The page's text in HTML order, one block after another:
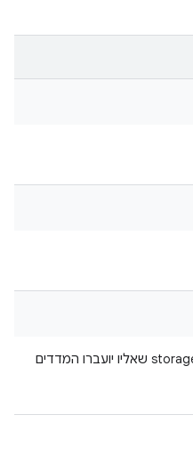
: המדד storage שאליו יועברו המדדים